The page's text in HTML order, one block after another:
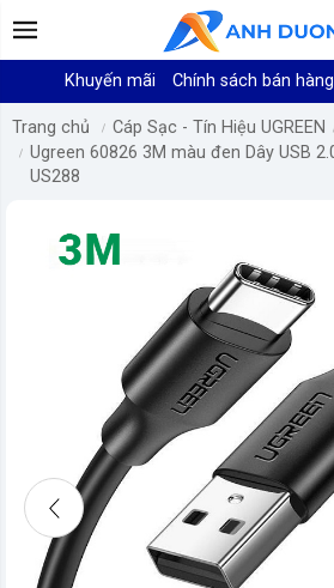
Khuyến mãi Chính sách bán hàng
Trang chủ Cáp Sạc - Tín Hiệu UGREEN
Ugreen 60826 3M màu đen Dây USB 2.0 sang USB Type-C
US288